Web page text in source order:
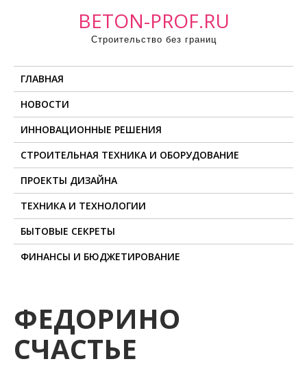
BETON-PROF.RU
Строительство без границ
ГЛАВНАЯ
НОВОСТИ
ИННОВАЦИОННЫЕ РЕШЕНИЯ
СТРОИТЕЛЬНАЯ ТЕХНИКА И ОБОРУДОВАНИЕ
ПРОЕКТЫ ДИЗАЙНА
ТЕХНИКА И ТЕХНОЛОГИИ
БЫТОВЫЕ СЕКРЕТЫ
ФИНАНСЫ И БЮДЖЕТИРОВАНИЕ
ФЕДОРИНО
СЧАСТЬЕ